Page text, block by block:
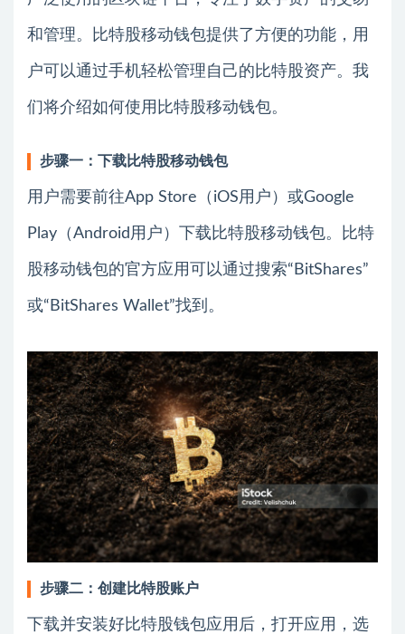
和管理。比特股移动钱包提供了方便的功能，用
户可以通过手机轻松管理自己的比特股资产。我
们将介绍如何使用比特股移动钱包。
步骤一：下载比特股移动钱包
用户需要前往App Store（iOS用户）或Google
Play（Android用户）下载比特股移动钱包。比特
股移动钱包的官方应用可以通过搜索“BitShares”
或“BitShares Wallet”找到。
步骤二：创建比特股账户
下载并安装好比特股钱包应用后，打开应用，选